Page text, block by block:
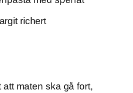
richert
att maten ska gå fort,